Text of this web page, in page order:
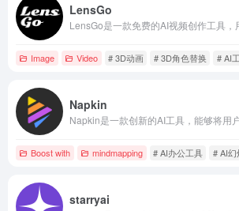
LensGo
Image Video # 3D动画 # 3D角色替换 # AI
Napkin
Boost with mindmapping # AI办公工具 # AI
starryai